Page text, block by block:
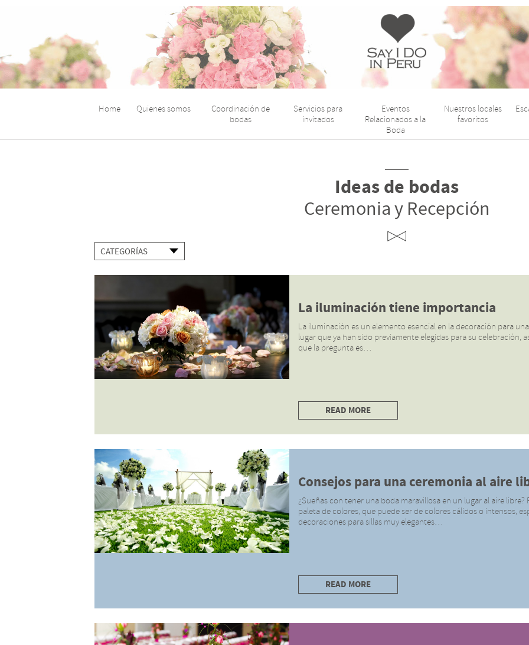
Perú
Home Quienes somos
Coordinación de
bodas
Servicios para
invitados
Eventos
Relacionados a la
Boda
Nuestros locales
favoritos
Ideas de bodas
Ceremonia y Recepción
CATEGORÍAS
La iluminación tiene importancia
La iluminación es un elemento esencial en la decoración para
lugar que ya han sido previamente elegidas para su celebración,
que la pregunta es…
READ MORE
Consejos para una ceremonia al aire
¿Sueñas con tener una boda maravillosa en un lugar al aire
paleta de colores, que puede ser de colores cálidos o intensos,
decoraciones para sillas muy elegantes…
READ MORE